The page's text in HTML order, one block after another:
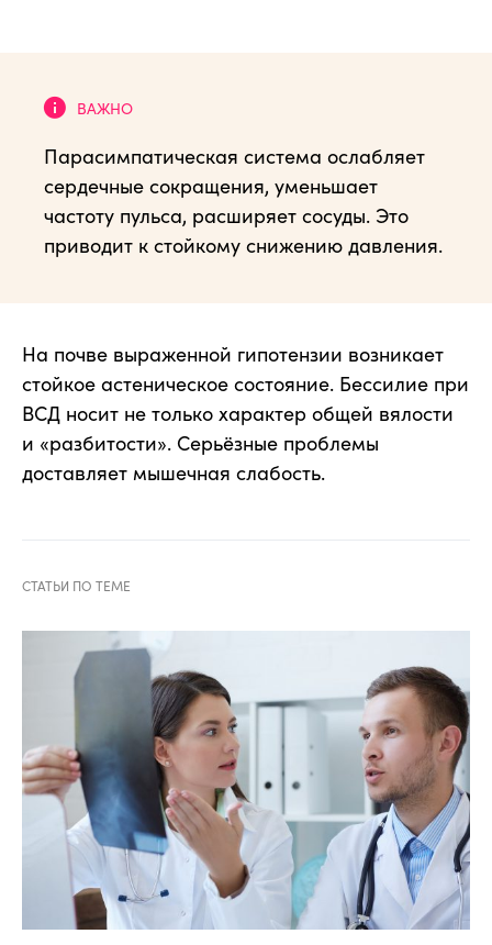
Парасимпатическая система ослабляет
сердечные сокращения, уменьшает
частоту пульса, расширяет сосуды. Это
приводит к стойкому снижению давления.
На почве выраженной гипотензии возникает
стойкое астеническое состояние. Бессилие при
ВСД носит не только характер общей вялости
и «разбитости». Серьёзные проблемы
доставляет мышечная слабость.